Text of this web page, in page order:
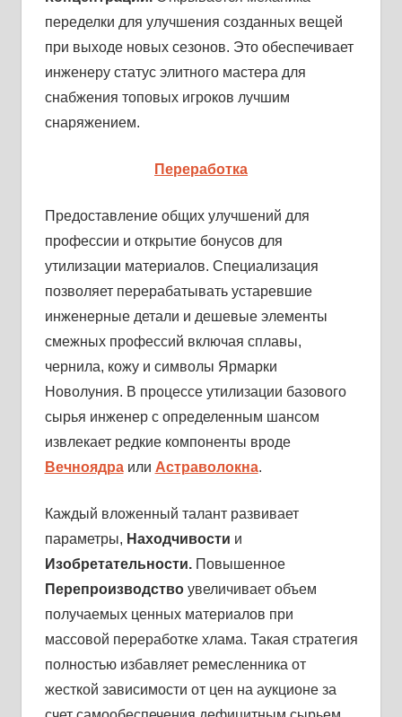
переделки для улучшения созданных вещей
при выходе новых сезонов. Это обеспечивает
инженеру статус элитного мастера для
снабжения топовых игроков лучшим
снаряжением.
Переработка
Предоставление общих улучшений для
профессии и открытие бонусов для
утилизации материалов. Специализация
позволяет перерабатывать устаревшие
инженерные детали и дешевые элементы
смежных профессий включая сплавы,
чернила, кожу и символы Ярмарки
Новолуния. В процессе утилизации базового
сырья инженер с определенным шансом
извлекает редкие компоненты вроде
Вечноядраили Астраволокна.
Каждый вложенный талант развивает
параметры, Находчивости и
Изобретательности.Повышенное
Перепроизводствоувеличивает объем
получаемых ценных материалов при
массовой переработке хлама. Такая стратегия
полностью избавляет ремесленника от
жесткой зависимости от цен на аукционе за